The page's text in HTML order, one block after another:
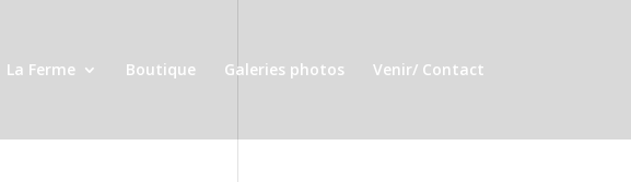
La Ferme Boutique Galeries photos Venir/ Contact